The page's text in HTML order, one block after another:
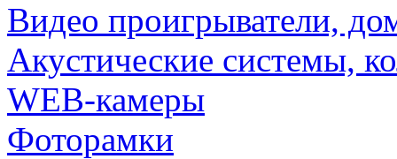
Видео проигрыватели,
Акустические системы,
WEB-камеры
Фоторамки